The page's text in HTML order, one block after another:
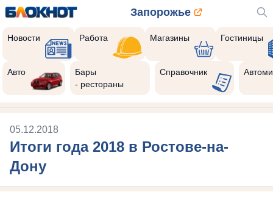
Запорожье
Новости Работа Магазины Гостиницы
Авто
Бары
- рестораны
Справочник
05.12.2018
Итоги года 2018 в Ростове-на-
Дону